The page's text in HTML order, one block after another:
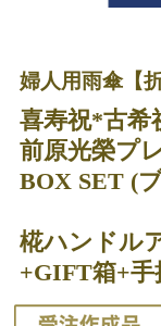
婦人用雨傘【
喜寿祝*古希
前原光榮プ
BOX SET (
椛ハンドル
+GIFT箱+手